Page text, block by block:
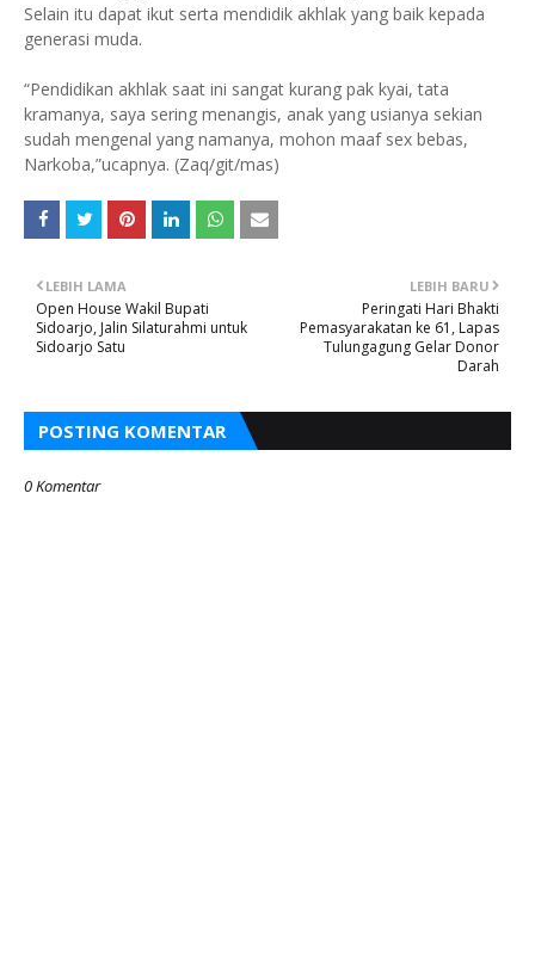
Selain itu dapat ikut serta mendidik akhlak yang baik kepada
generasi muda.
“Pendidikan akhlak saat ini sangat kurang pak kyai, tata
kramanya, saya sering menangis, anak yang usianya sekian
sudah mengenal yang namanya, mohon maaf sex bebas,
Narkoba,”ucapnya. (Zaq/git/mas)
LEBIH BARU
Peringati Hari Bhakti
Pemasyarakatan ke 61, Lapas
Tulungagung Gelar Donor
Darah
LEBIH LAMA
Open House Wakil Bupati
Sidoarjo, Jalin Silaturahmi untuk
Sidoarjo Satu
POSTING KOMENTAR
0 Komentar